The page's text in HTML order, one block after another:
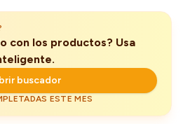
con los productos? Usa
buscador
ESTE MES